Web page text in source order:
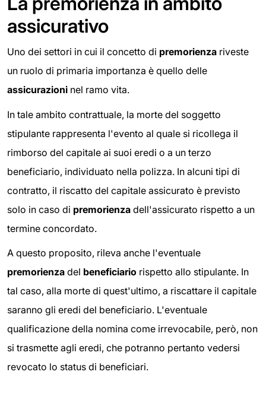
assicurativo
Uno dei settori in cui il concetto di premorienza riveste
un ruolo di primaria importanza è quello delle
assicurazioni nel ramo vita.
In tale ambito contrattuale, la morte del soggetto
stipulante rappresenta l'evento al quale si ricollega il
rimborso del capitale ai suoi eredi o a un terzo
beneficiario, individuato nella polizza. In alcuni tipi di
contratto, il riscatto del capitale assicurato è previsto
solo in caso di premorienza dell'assicurato rispetto a un
termine concordato.
A questo proposito, rileva anche l'eventuale
premorienza del beneficiario rispetto allo stipulante. In
tal caso, alla morte di quest'ultimo, a riscattare il capitale
saranno gli eredi del beneficiario. L'eventuale
qualificazione della nomina come irrevocabile, però, non
si trasmette agli eredi, che potranno pertanto vedersi
revocato lo status di beneficiari.